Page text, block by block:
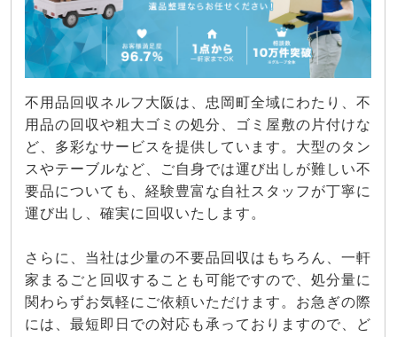
不用品回収ネルフ大阪は、忠岡町全域にわたり、不
用品の回収や粗大ゴミの処分、ゴミ屋敷の片付けな
ど、多彩なサービスを提供しています。大型のタン
スやテーブルなど、ご自身では運び出しが難しい不
要品についても、経験豊富な自社スタッフが丁寧に
運び出し、確実に回収いたします。
さらに、当社は少量の不要品回収はもちろん、一軒
家まるごと回収することも可能ですので、処分量に
関わらずお気軽にご依頼いただけます。お急ぎの際
には、最短即日での対応も承っておりますので、ど